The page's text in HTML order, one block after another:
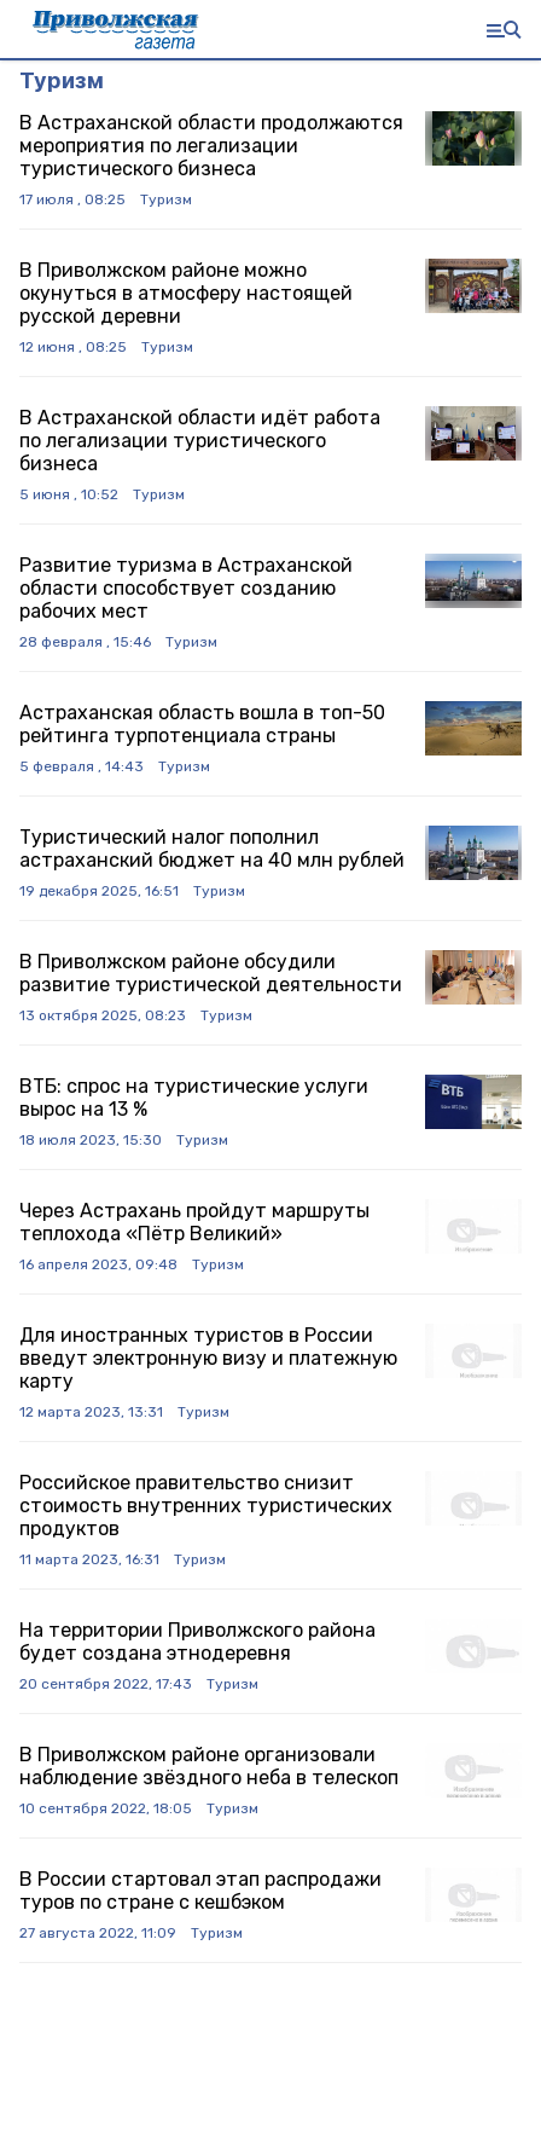
Туризм
В Астраханской области продолжаются
мероприятия по легализации
туристического бизнеса
17 июля , 08:25 Туризм
В Приволжском районе можно
окунуться в атмосферу настоящей
русской деревни
12 июня , 08:25 Туризм
В Астраханской области идёт работа
по легализации туристического
бизнеса
5 июня , 10:52 Туризм
Развитие туризма в Астраханской
области способствует созданию
рабочих мест
28 февраля , 15:46 Туризм
Астраханская область вошла в топ-50
рейтинга турпотенциала страны
5 февраля , 14:43 Туризм
Туристический налог пополнил
астраханский бюджет на 40 млн рублей
19 декабря 2025, 16:51 Туризм
В Приволжском районе обсудили
развитие туристической деятельности
13 октября 2025, 08:23 Туризм
ВТБ: спрос на туристические услуги
вырос на 13 %
18 июля 2023, 15:30 Туризм
Через Астрахань пройдут маршруты
теплохода «Пётр Великий»
16 апреля 2023, 09:48 Туризм
Для иностранных туристов в России
введут электронную визу и платежную
карту
12 марта 2023, 13:31 Туризм
Российское правительство снизит
стоимость внутренних туристических
продуктов
11 марта 2023, 16:31 Туризм
На территории Приволжского района
будет создана этнодеревня
20 сентября 2022, 17:43 Туризм
В Приволжском районе организовали
наблюдение звёздного неба в телескоп
10 сентября 2022, 18:05 Туризм
В России стартовал этап распродажи
туров по стране с кешбэком
27 августа 2022, 11:09 Туризм